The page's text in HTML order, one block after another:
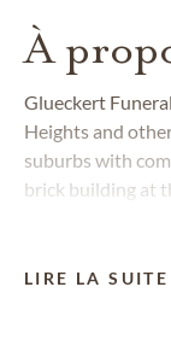
À
Glueckert
Heights and
suburbs with
brick building at
LIRE LA SUITE